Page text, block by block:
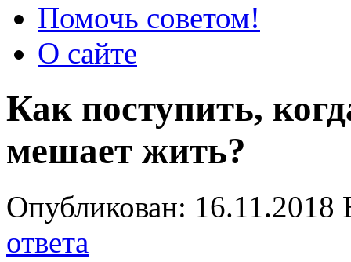
Помочь советом!
О сайте
Как поступить,
мешает жить?
Опубликован: 16.11.2018
ответа